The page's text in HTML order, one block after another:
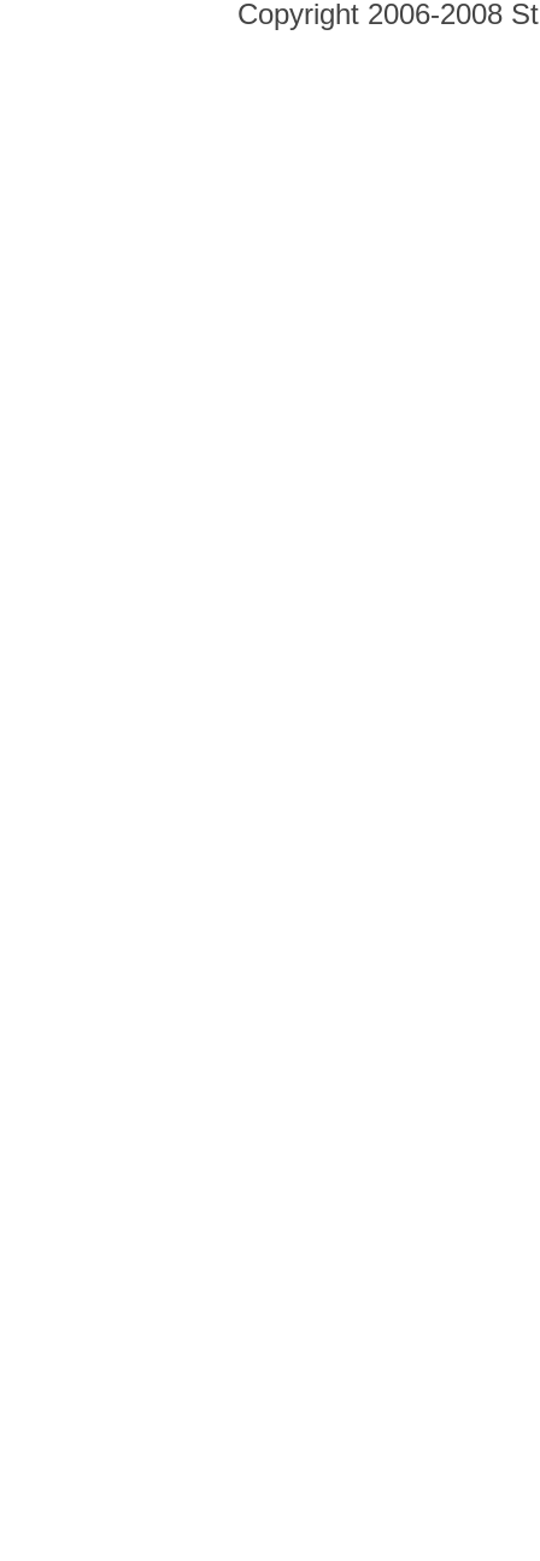
Copyright 2006-2008